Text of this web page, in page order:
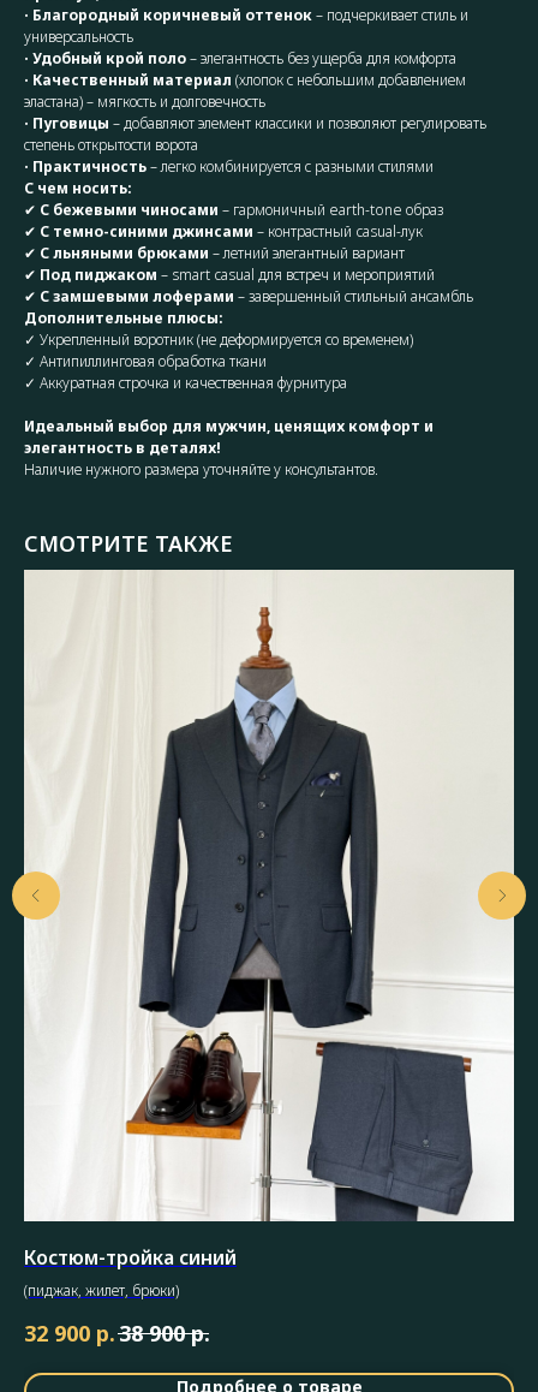
• Благородный коричневый оттенок– подчеркивает стиль и
универсальность
• Удобный крой поло– элегантность без ущерба для комфорта
• Качественный материал (хлопок с небольшим добавлением
эластана) – мягкость и долговечность
• Пуговицы – добавляют элемент классики и позволяют регулировать
степень открытости ворота
• Практичность– легко комбинируется с разными стилями
С чем носить:
✔ С бежевыми чиносами – гармоничный earth-tone образ
✔ С темно-синими джинсами – контрастный casual-лук
✔ С льняными брюками – летний элегантный вариант
✔ Под пиджаком – smart casual для встреч и мероприятий
✔ С замшевыми лоферами – завершенный стильный ансамбль
Дополнительные плюсы:
✓ Укрепленный воротник (не деформируется со временем)
✓ Антипиллинговая обработка ткани
✓ Аккуратная строчка и качественная фурнитура
Идеальный выбор для мужчин, ценящих комфорт и
элегантность в деталях!
Наличие нужного размера уточняйте у консультантов.
СМОТРИТЕ ТАКЖЕ
Костюм-тройка синий
(пиджак, жилет, брюки)
32 900 р.38 900 р.
Подробнее о товаре